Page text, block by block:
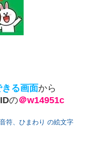
る画面から
の＠w14951c